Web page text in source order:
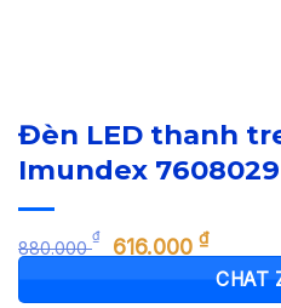
Đèn LED thanh
Imundex 7608029
880.000
₫
Giá
gốc
616.000₫Giá
hiện
CHAT